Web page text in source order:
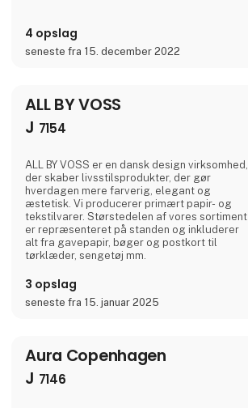
sætter en ære i at lægge navn til - kort sagt,
dansk design der holder… A2 Livings
markante - og til tider ganske store -
4 opslag
seneste fra 15. december 2022
ALL BY VOSS
J 7154
ALL BY VOSS er en dansk design virksomhed,
der skaber livsstilsprodukter, der gør
hverdagen mere farverig, elegant og
æstetisk. Vi producerer primært papir- og
tekstilvarer. Størstedelen af vores sortiment
er repræsenteret på standen og inkluderer
alt fra gavepapir, bøger og postkort til
tørklæder, sengetøj mm.
3 opslag
seneste fra 15. januar 2025
Aura Copenhagen
J 7146